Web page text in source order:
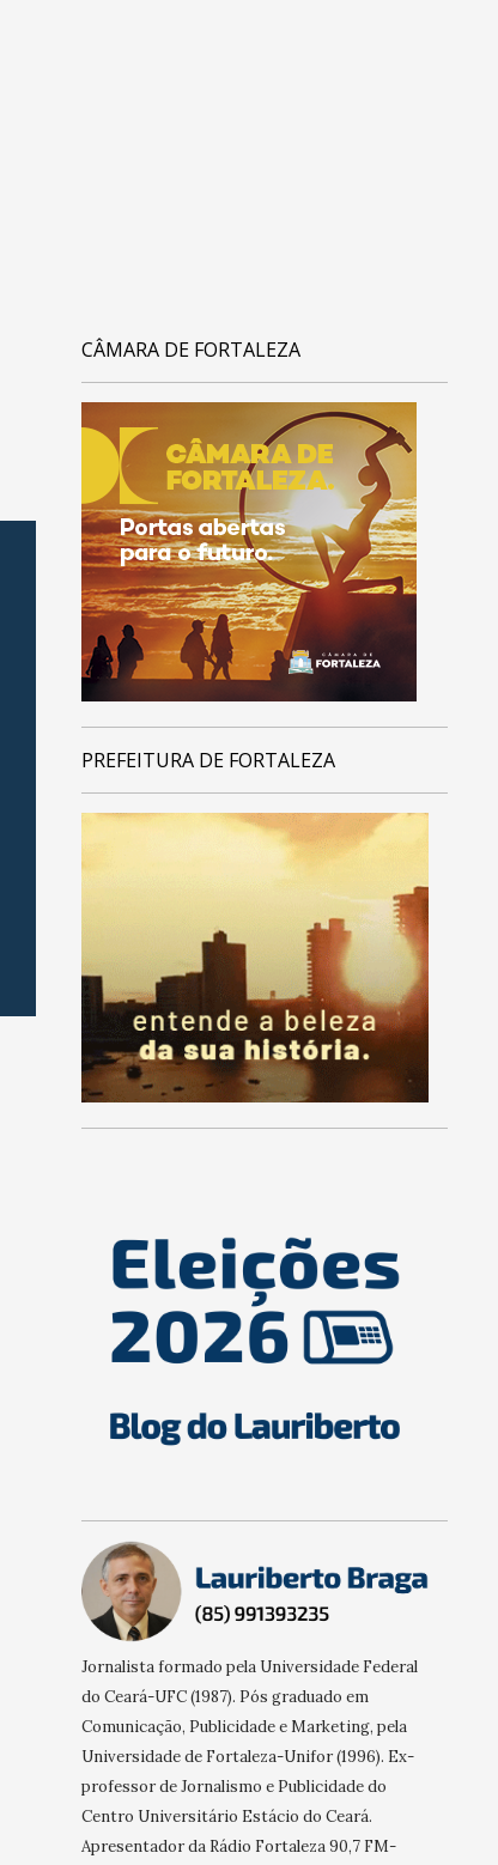
CÂMARA DE FORTALEZA
PREFEITURA DE FORTALEZA
Jornalista formado pela Universidade Federal
do Ceará-UFC (1987). Pós graduado em
Comunicação, Publicidade e Marketing, pela
Universidade de Fortaleza-Unifor (1996). Ex-
professor de Jornalismo e Publicidade do
Centro Universitário Estácio do Ceará.
Apresentador da Rádio Fortaleza 90,7 FM-